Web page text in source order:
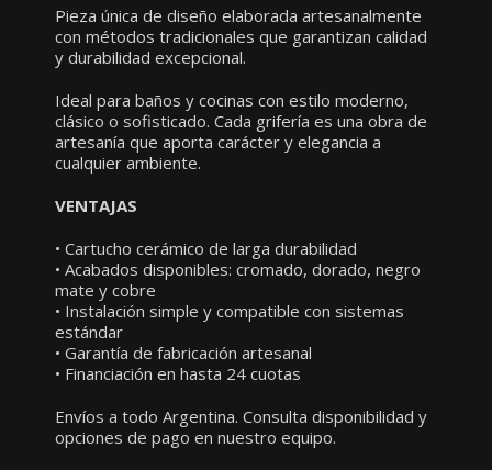
Pieza única de diseño elaborada artesanalmente
con métodos tradicionales que garantizan calidad
y durabilidad excepcional.
Ideal para baños y cocinas con estilo moderno,
clásico o sofisticado. Cada grifería es una obra de
artesanía que aporta carácter y elegancia a
cualquier ambiente.
VENTAJAS
• Cartucho cerámico de larga durabilidad
• Acabados disponibles: cromado, dorado, negro
mate y cobre
• Instalación simple y compatible con sistemas
estándar
• Garantía de fabricación artesanal
• Financiación en hasta 24 cuotas
Envíos a todo Argentina. Consulta disponibilidad y
opciones de pago en nuestro equipo.